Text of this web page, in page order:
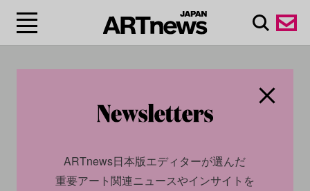
#古代ギリシャ/ancient
Greece
ARTnews日本版エディターが選んだ
重要アート関連ニュースやインサイトを